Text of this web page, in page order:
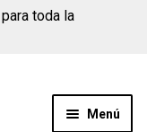
toda la
Menú